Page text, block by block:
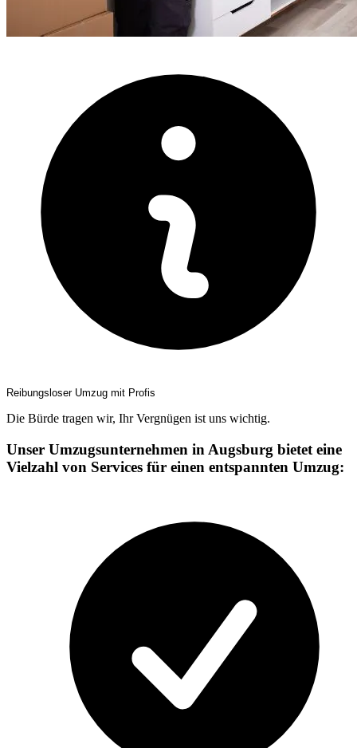
Reibungsloser Umzug mit Profis
Die Bürde tragen wir, Ihr Vergnügen ist uns wichtig.
Unser Umzugsunternehmen in Augsburg bietet eine
Vielzahl von Services für einen entspannten Umzug: